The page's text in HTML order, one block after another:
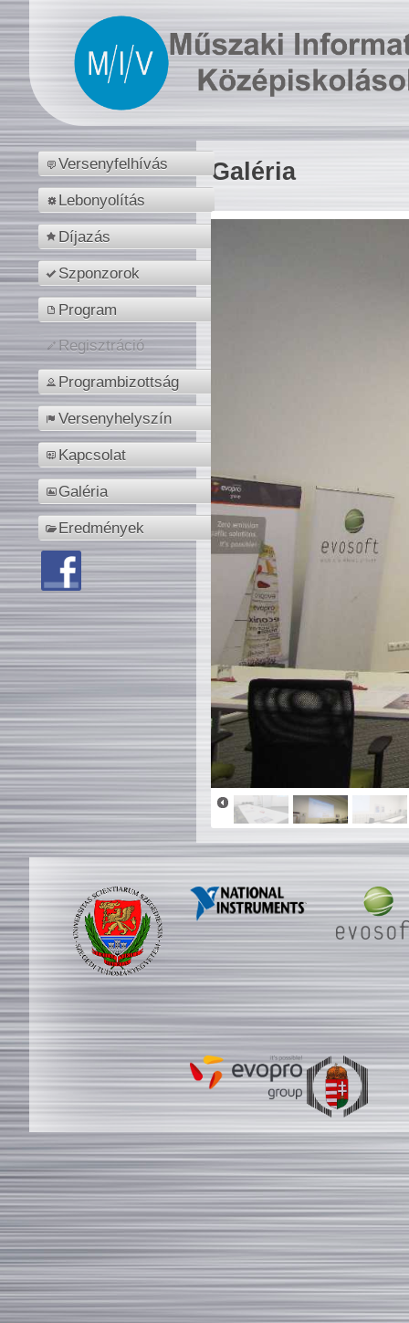
Versenyfelhívás
Lebonyolítás
Díjazás
Szponzorok
Program
Regisztráció
Programbizottság
Versenyhelyszín
Kapcsolat
Galéria
Eredmények
Galéria